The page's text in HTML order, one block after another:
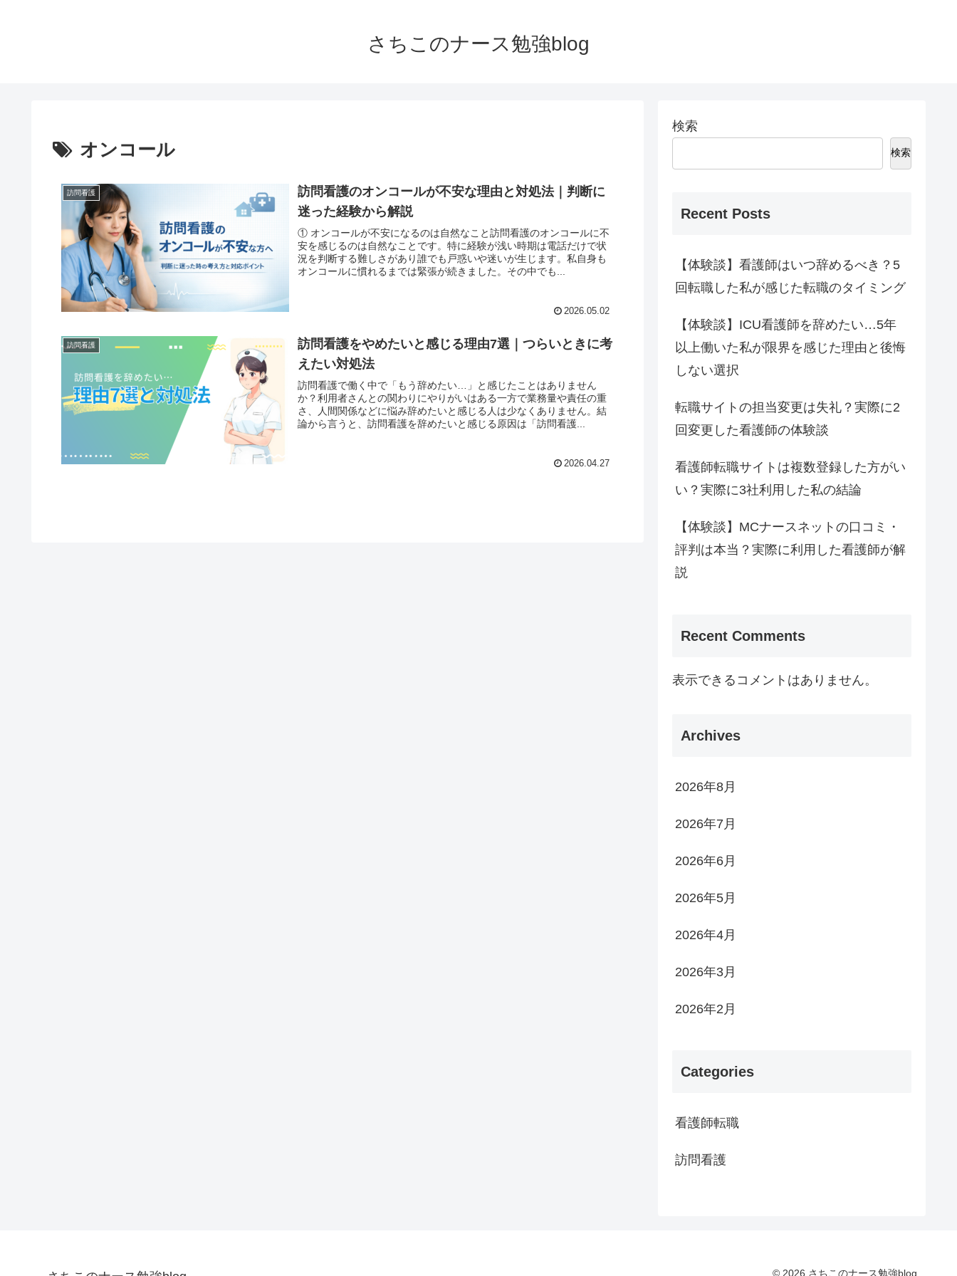
さちこのナース勉強blog
オンコール
訪問看護
訪問看護のオンコールが不安な理由と対処法｜判断に
迷った経験から解説
① オンコールが不安になるのは自然なこと訪問看護のオンコールに不
安を感じるのは自然なことです。特に経験が浅い時期は電話だけで状
況を判断する難しさがあり誰でも戸惑いや迷いが生じます。私自身も
オンコールに慣れるまでは緊張が続きました。その中でも...
2026.05.02
訪問看護
訪問看護をやめたいと感じる理由7選｜つらいときに考
えたい対処法
訪問看護で働く中で「もう辞めたい…」と感じたことはありません
か？利用者さんとの関わりにやりがいはある一方で業務量や責任の重
さ、人間関係などに悩み辞めたいと感じる人は少なくありません。結
論から言うと、訪問看護を辞めたいと感じる原因は「訪問看護...
2026.04.27
検索
検索
Recent Posts
【体験談】看護師はいつ辞めるべき？5
回転職した私が感じた転職のタイミング
【体験談】ICU看護師を辞めたい…5年
以上働いた私が限界を感じた理由と後悔
しない選択
転職サイトの担当変更は失礼？実際に2
回変更した看護師の体験談
看護師転職サイトは複数登録した方がい
い？実際に3社利用した私の結論
【体験談】MCナースネットの口コミ・
評判は本当？実際に利用した看護師が解
説
Recent Comments
表示できるコメントはありません。
Archives
2026年8月
2026年7月
2026年6月
2026年5月
2026年4月
2026年3月
2026年2月
Categories
看護師転職
訪問看護
© 2026 さちこのナース勉強blog.